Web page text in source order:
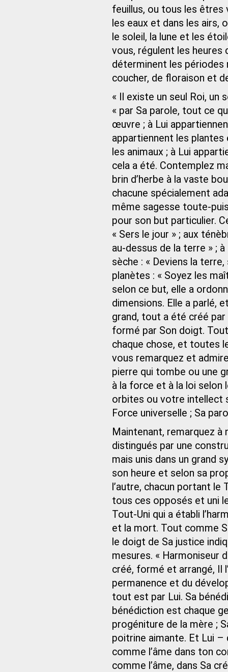
feuillus, ou tous les êtres
les eaux et dans les airs,
le soleil, la lune et les
vous, régulent les heures
déterminent les périodes
coucher, de floraison et
« Il existe un seul Roi, un
« par Sa parole, tout ce
œuvre ; à Lui
appartiennent les
les animaux ; à Lui
cela a été. Contemplez
brin d’herbe à la vaste
chacune spécialement
même sagesse toute-
pour son but particulier.
« Sers le jour » ; aux
au-dessus de la terre » ; à
sèche : « Deviens la
planètes : « Soyez les
selon ce but, elle a
dimensions. Elle a parlé,
grand, tout a été créé par
formé par Son doigt.
chaque chose, et toutes
vous remarquez et
pierre qui tombe ou une
à la force et à la loi selon
orbites ou votre intellect
Force universelle ; Sa
Maintenant, remarquez
distingués par une
mais unis dans un grand
son heure et selon sa
l’autre, chacun portant
tous ces opposés et uni
Tout-Uni qui a établi
et la mort. Tout comme
le doigt de Sa justice
mesures. « Harmoniseur
créé, formé et arrangé, Il
permanence et du
tout est par Lui. Sa
bénédiction est chaque
progéniture de la mère ;
poitrine aimante. Et Lui –
comme l’âme dans ton
comme l’âme, dans Sa